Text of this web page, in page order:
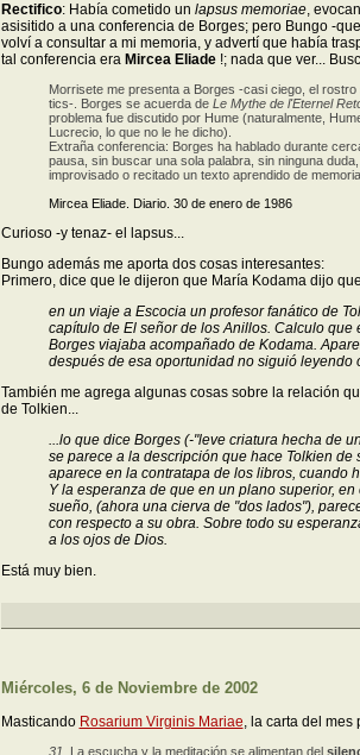
Rectifico: Había cometido un lapsus memoriae,
asisitido a una conferencia de Borges; pero Bungo -
volví a consultar a mi memoria, y advertí que había
tal conferencia era Mircea Eliade!; nada que ver...
Morrisete me presenta a Borges -casi ciego, el
tics-. Borges se acuerda de Le Mythe de l'Eternel
problema fue discutido por Hume (naturalmente,
Lucrecio, lo que no le he dicho).
Extraña conferencia: Borges ha hablado durante
pausa, sin buscar una sola palabra, sin ninguna
improvisado o recitado un texto aprendido de
Mircea Eliade. Diario. 30 de enero de 1986
Curioso -y tenaz- el lapsus...
Bungo además me aporta dos cosas interesantes:
Primero, dice que le dijeron que María Kodama dijo que
en un viaje a Escocia un profesor fanático de
capítulo de El señor de los Anillos. Calculo
Borges viajaba acompañado de Kodama.
después de esa oportunidad no siguió leyendo
También me agrega algunas cosas sobre la relación
de Tolkien...
...lo que dice Borges (-"leve criatura hecha de
se parece a la descripción que hace Tolkien
aparece en la contratapa de los libros, cuando
Y la esperanza de que en un plano superior,
sueño, (ahora una cierva de "dos lados"),
con respecto a su obra. Sobre todo su
a los ojos de Dios.
Está muy bien.
Miércoles, 6 de Noviembre de 2002
Masticando Rosarium Virginis Mariae, la carta del mes
31. La escucha y la meditación se alimentan del